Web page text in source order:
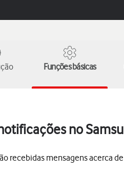
Funções básicas
no
recebidas mensagens acerca